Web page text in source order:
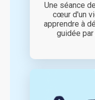
Une séance
cœur d'un
apprendre à
guidée par